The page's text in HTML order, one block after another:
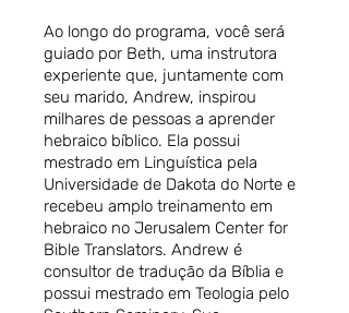
Ao longo do programa, você será
guiado por Beth, uma instrutora
experiente que, juntamente com
seu marido, Andrew, inspirou
milhares de pessoas a aprender
hebraico bíblico. Ela possui
mestrado em Linguística pela
Universidade de Dakota do Norte e
recebeu amplo treinamento em
hebraico no Jerusalem Center for
Bible Translators. Andrew é
consultor de tradução da Bíblia e
possui mestrado em Teologia pelo